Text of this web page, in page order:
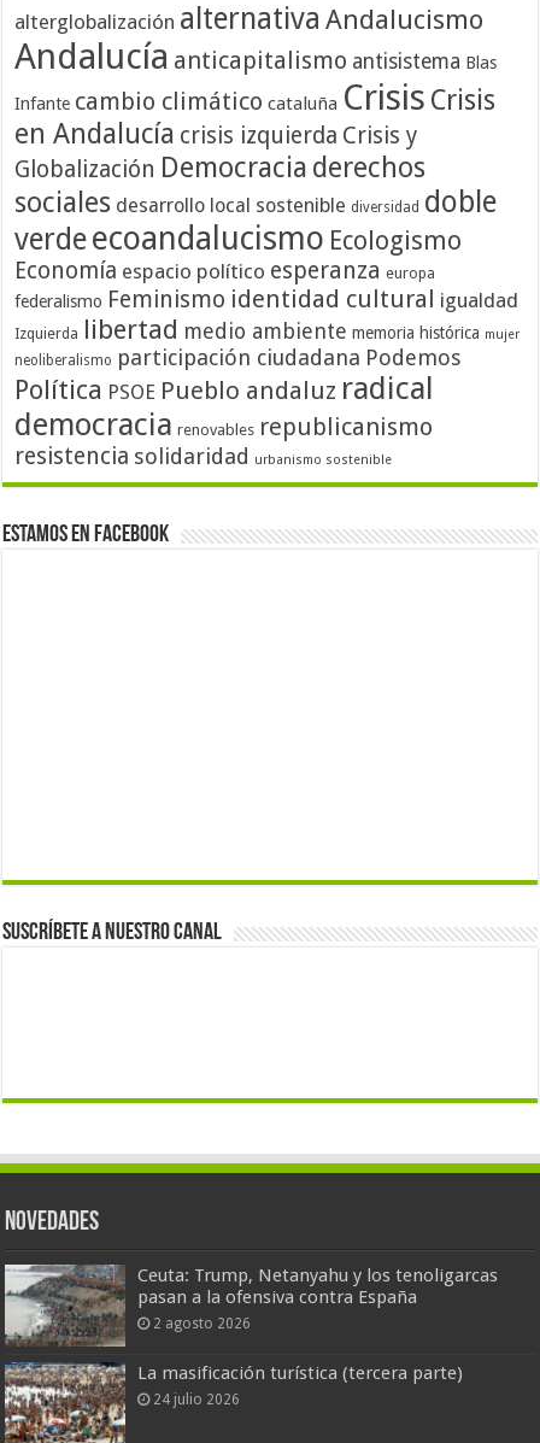
alterglobalización alternativa Andalucismo
Andalucía anticapitalismo antisistema Blas
Infante cambio climático cataluña Crisis Crisis
en Andalucía crisis izquierda Crisis y
Globalización Democracia derechos
sociales desarrollo local sostenible diversidad doble
verdeecoandalucismo Ecologismo
Economía espacio político esperanza europa
federalismo Feminismo identidad cultural igualdad
Izquierda libertad medio ambiente memoria histórica mujer
neoliberalismo participación ciudadana Podemos
Política PSOE Pueblo andaluz radical
democracia renovables republicanismo
resistencia solidaridad urbanismo sostenible
Estamos en Facebook
Suscríbete a nuestro canal
Novedades
Ceuta: Trump, Netanyahu y los tenoligarcas
pasan a la ofensiva contra España
2 agosto 2026
La masificación turística (tercera parte)
24 julio 2026